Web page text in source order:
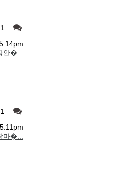
안�...
마�...